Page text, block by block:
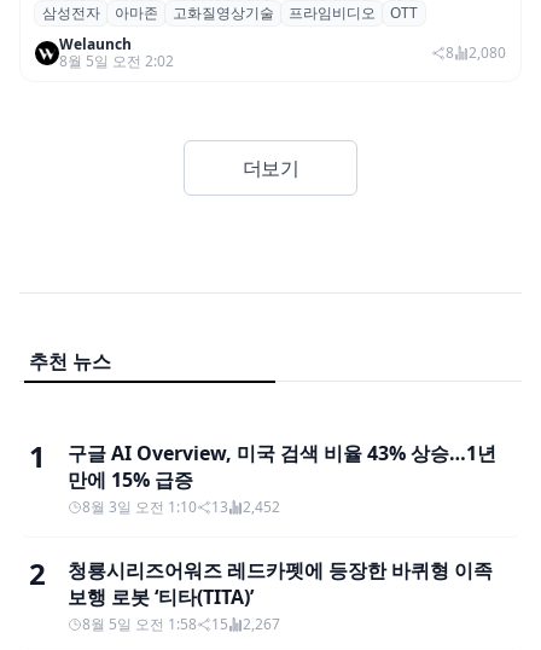
삼성전자·아마존, 프라임 비디오에 ‘HDR10+
어드밴스드’ 적용
삼성전자 아마존 고화질영상기술 프라임비디오
OTT
Welaunch
8월 5일 오전 2:02
8 2,080
더보기
추천 뉴스
1
구글 AI Overview, 미국 검색 비율 43% 상승…1년
만에 15% 급증
8월 3일 오전 1:10 13 2,452
2
청룡시리즈어워즈 레드카펫에 등장한 바퀴형 이족
보행 로봇 ‘티타(TITA)’
8월 5일 오전 1:58 15 2,267